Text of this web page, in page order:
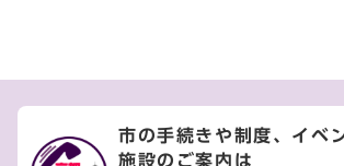
市の手続きや制度、イベ
施設のご案内は